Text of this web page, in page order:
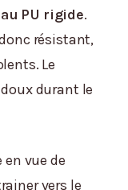
PU rigide.
résistant,
Le
durant le
vue de
vers le